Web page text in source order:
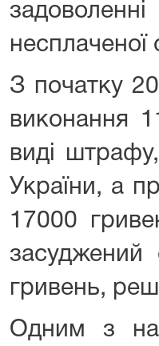
З початку
виконання
виді
України, а
17000
гривень,
Одним з